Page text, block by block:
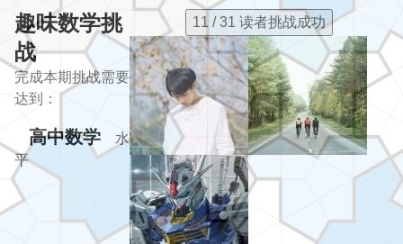
趣味数学挑
战
完成本期挑战需要
达到：
高中数学
水
平
11 / 31 读者挑战成功